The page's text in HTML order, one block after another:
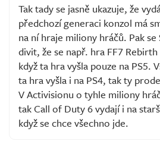
Tak tady se jasně ukazuje, že
předchozí generaci konzol má
na ní hraje miliony hráčů. Pak se
divit, že se např. hra FF7
když ta hra vyšla pouze na PS5.
ta hra vyšla i na PS4, tak ty
V Activisionu o tyhle miliony
tak Call of Duty 6 vydají i na
když se chce všechno jde.